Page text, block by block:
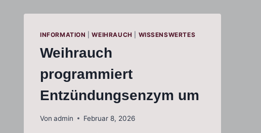
INFORMATION |WEIHRAUCH WISSENSWERTES
Weihrauch
programmiert
Entzündungsenzym um
Von admin Februar 8, 2026